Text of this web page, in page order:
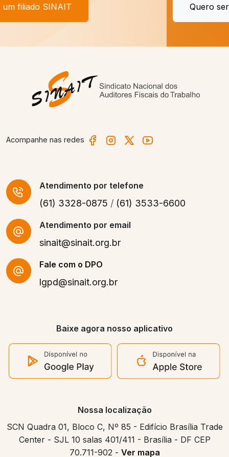
Quero ser um filiado SINAIT
Acompanhe nas redes
Atendimento por telefone
(61) 3328-0875 / (61) 3533-6600
Atendimento por email
sinait@sinait.org.br
Fale com o DPO
lgpd@sinait.org.br
Baixe agora nosso aplicativo
Nossa localização
SCN Quadra 01, Bloco C, Nº 85 - Edifício Brasília Trade
Center - SJL 10 salas 401/411 - Brasília - DF CEP
70.711-902 - Ver mapa